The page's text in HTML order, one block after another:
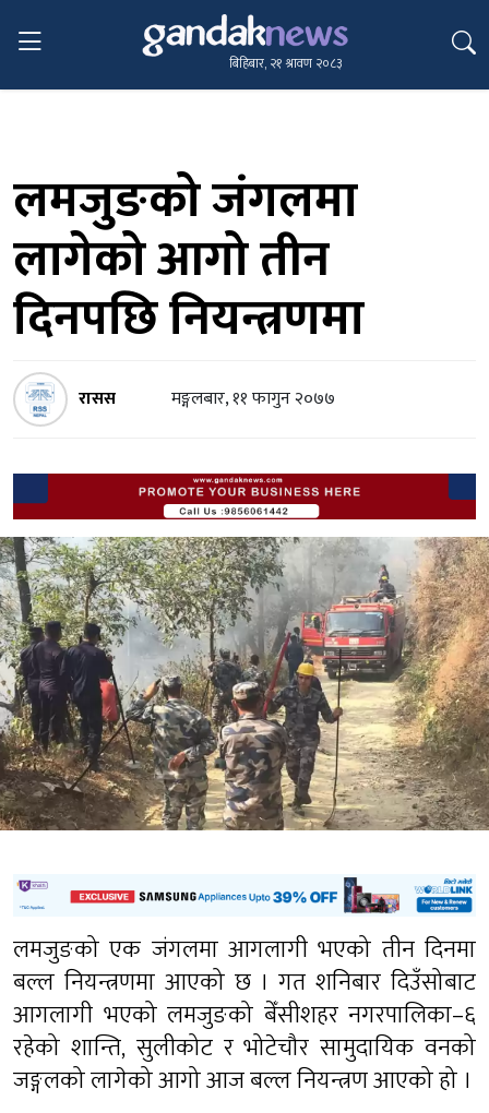
बिहिबार, २१ श्रावण २०८३
लमजुङको जंगलमा
लागेको आगो तीन
दिनपछि नियन्त्रणमा
रासस मङ्गलबार, ११ फागुन २०७७
लमजुङको एक जंगलमा आगलागी भएको तीन दिनमा
बल्ल नियन्त्रणमा आएको छ । गत शनिबार दिउँसोबाट
आगलागी भएको लमजुङको बेँसीशहर नगरपालिका–६
रहेको शान्ति, सुलीकोट र भोटेचौर सामुदायिक वनको
जङ्गलको लागेको आगो आज बल्ल नियन्त्रण आएको हो ।